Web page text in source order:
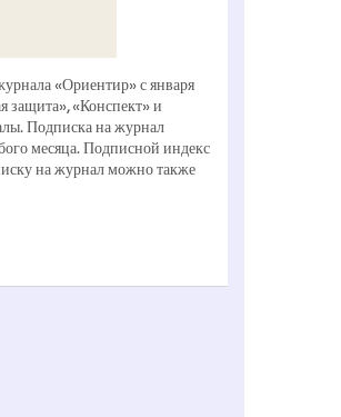
«Ориентир» с января
защита», «Конспект» и
Подписка на журнал
месяца. Подписной индекс
на журнал можно также